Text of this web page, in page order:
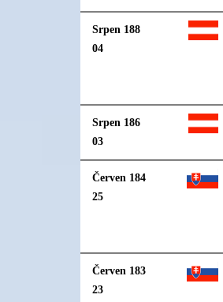
Srpen 188
04
Srpen 186
03
Červen 184
25
Červen 183
23